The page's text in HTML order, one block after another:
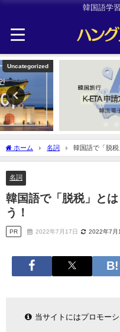
韓国語学
韓国旅
ホーム 名詞 韓国語で「脱
名詞
韓国語で「脱税」と
う！
PR 2022年7月17日 2022年7月
当サイトにはプロモー